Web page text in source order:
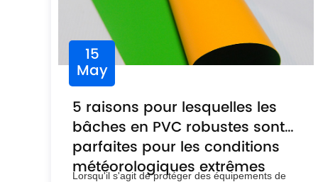
15
May
5 raisons pour lesquelles les
bâches en PVC robustes sont
parfaites pour les conditions
météorologiques extrêmes
Lorsqu'il s'agit de protéger des équipements de